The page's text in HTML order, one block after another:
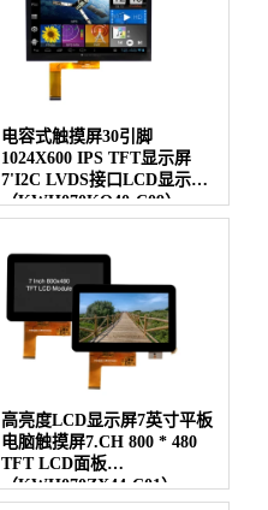
电容式触摸屏30引脚
1024X600 IPS TFT显示屏
7'I2C LVDS接口LCD显示屏
（KWH070KQ40-C09）
高亮度LCD显示屏7英寸平板
电脑触摸屏7.CH 800 * 480
TFT LCD面板
（KWH070ZX44-C01）